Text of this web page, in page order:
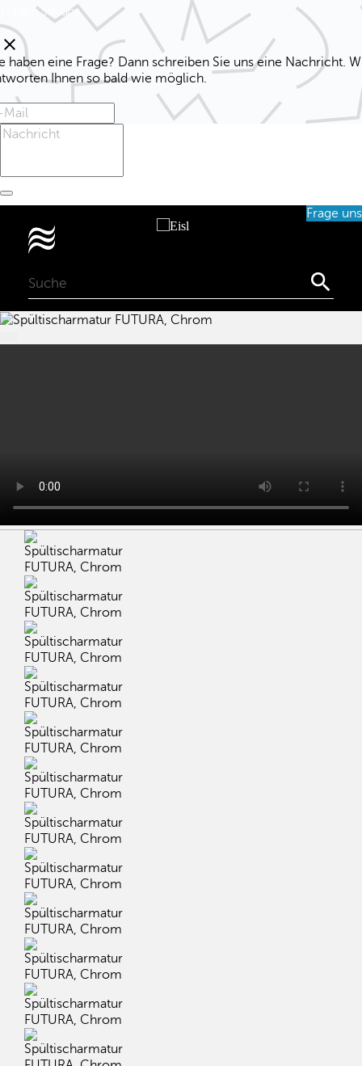
Fragen Sie uns
clear
haben eine Frage? Dann schreiben Sie uns eine Nachricht.
Ihnen so bald wie möglich.
Frage uns
